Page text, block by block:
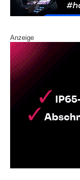
Anzeige